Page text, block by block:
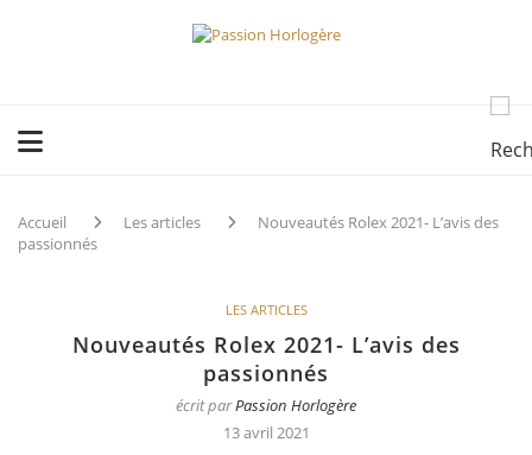
Accueil Les articles
Nouveautés Rolex 2021- L’avis des
passionnés
LES ARTICLES
Nouveautés Rolex 2021- L’avis des
passionnés
écrit parPassion Horlogère
13 avril 2021